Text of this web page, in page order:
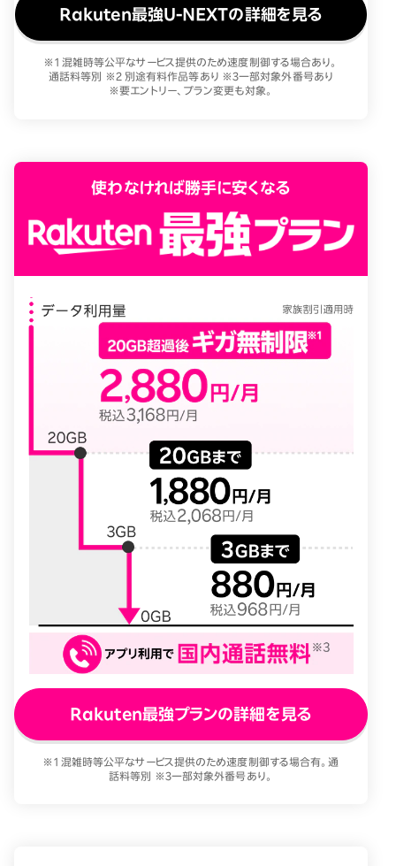
Rakuten最強U-NEXTの詳細を見る
※1 混雑時等公平なサービス提供のため速度制御する場合あり。
通話料等別 ※2 別途有料作品等あり ※3一部対象外番号あり
※要エントリー、プラン変更も対象。
使わなければ勝手に安くなる
Rakuten最強プランの詳細を見る
※1 混雑時等公平なサービス提供のため速度制御する場合有。通
話料等別 ※3一部対象外番号あり。